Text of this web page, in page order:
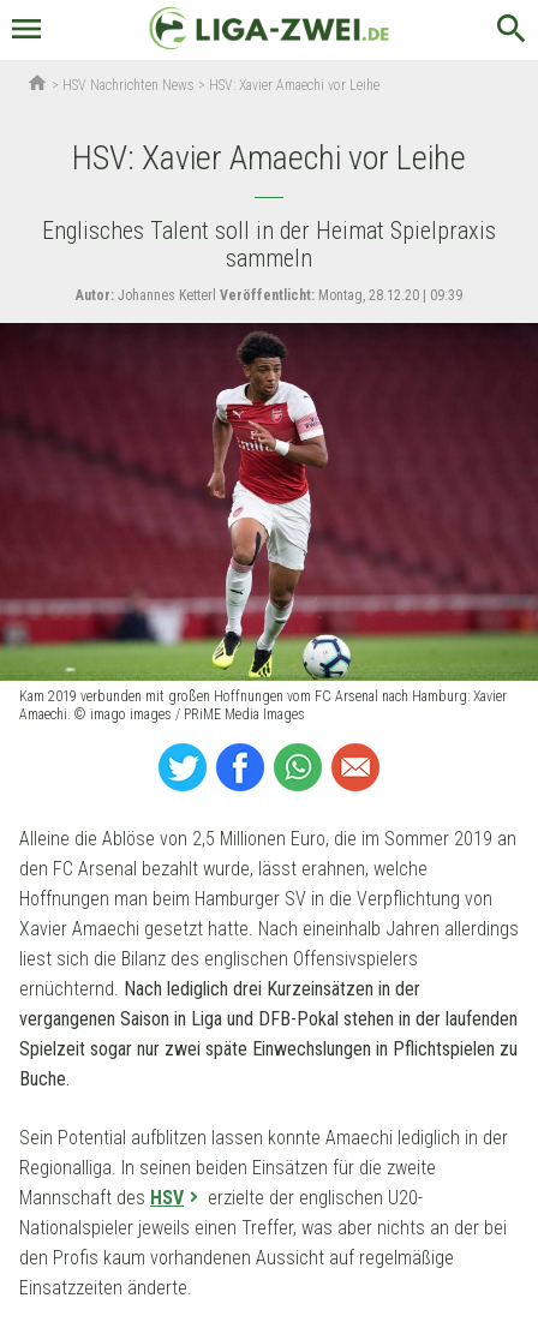
menu search
home > HSV Nachrichten News > HSV: Xavier Amaechi vor Leihe
HSV: Xavier Amaechi vor Leihe
Englisches Talent soll in der Heimat Spielpraxis
sammeln
Autor: Johannes Ketterl Veröffentlicht: Montag, 28.12.20 | 09:39
Kam 2019 verbunden mit großen Hoffnungen vom FC Arsenal nach Hamburg: Xavier
Amaechi. © imago images / PRiME Media Images
Alleine die Ablöse von 2,5 Millionen Euro, die im Sommer 2019 an
den FC Arsenal bezahlt wurde, lässt erahnen, welche
Hoffnungen man beim Hamburger SV in die Verpflichtung von
Xavier Amaechi gesetzt hatte. Nach eineinhalb Jahren allerdings
liest sich die Bilanz des englischen Offensivspielers
ernüchternd. Nach lediglich drei Kurzeinsätzen in der
vergangenen Saison in Liga und DFB-Pokal stehen in der laufenden
Spielzeit sogar nur zwei späte Einwechslungen in Pflichtspielen zu
Buche.
Sein Potential aufblitzen lassen konnte Amaechi lediglich in der
Regionalliga. In seinen beiden Einsätzen für die zweite
Mannschaft des HSV
erzielte der englischen U20-
Nationalspieler jeweils einen Treffer, was aber nichts an der bei
den Profis kaum vorhandenen Aussicht auf regelmäßige
Einsatzzeiten änderte.